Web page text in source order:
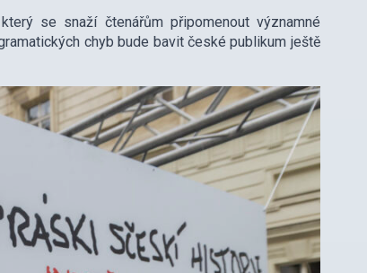
se snaží čtenářům připomenout významné
chyb bude bavit české publikum ještě